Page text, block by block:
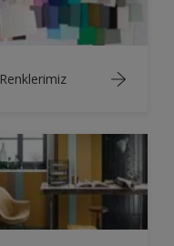
Renklerimiz